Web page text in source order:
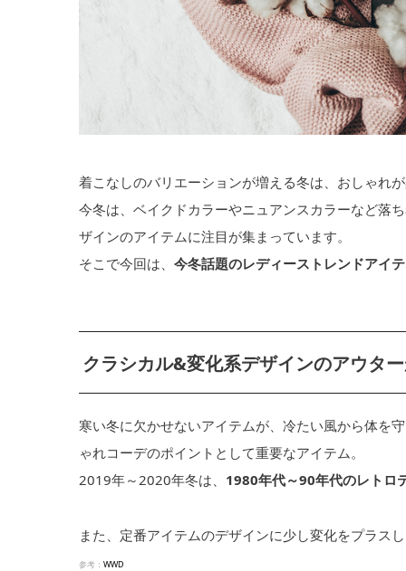
着こなしのバリエーションが増える冬は、おしゃれ
今冬は、ベイクドカラーやニュアンスカラーなど落
ザインのアイテムに注目が集まっています。
そこで今回は、 今冬話題のレディーストレンドアイ
クラシカル&変化系デザインのアウタ
寒い冬に欠かせないアイテムが、冷たい風から体を
ゃれコーデのポイントとして重要なアイテム。
2019年～2020年冬は、 1980年代～90年代のレトロ
また、定番アイテムのデザインに少し変化をプラス
参考： WWD